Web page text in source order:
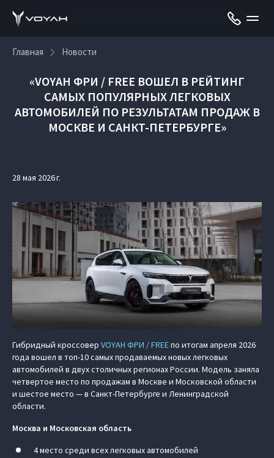
Главная Новости
«VOYAH ФРИ / FREE ВОШЕЛ В РЕЙТИНГ
САМЫХ ПОПУЛЯРНЫХ ЛЕГКОВЫХ
АВТОМОБИЛЕЙ ПО РЕЗУЛЬТАТАМ ПРОДАЖ В
МОСКВЕ И САНКТ-ПЕТЕРБУРГЕ»
28 мая 2026 г.
Гибридный кроссовер VOYAH ФРИ / FREEпо итогам апреля 2026
года вошел в топ-10 самых продаваемых новых легковых
автомобилей в двух столичных регионах России. Модель заняла
четвертое место по продажам в Москве и Московской области
и шестое место — в Санкт-Петербурге и Ленинградской
области.
Москва и Московская область
4 место среди всех легковых автомобилей